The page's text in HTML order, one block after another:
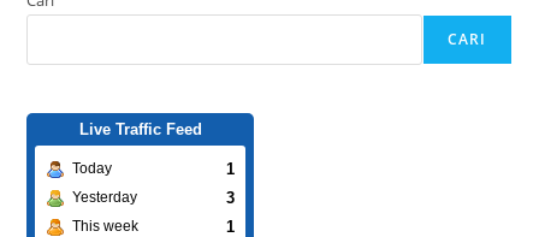
CARI
Live Traffic Feed
Today 1
Yesterday 3
This week 1